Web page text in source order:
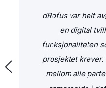
dRofus var helt
en digital
funksjonaliteten
prosjektet krever.
mellom alle